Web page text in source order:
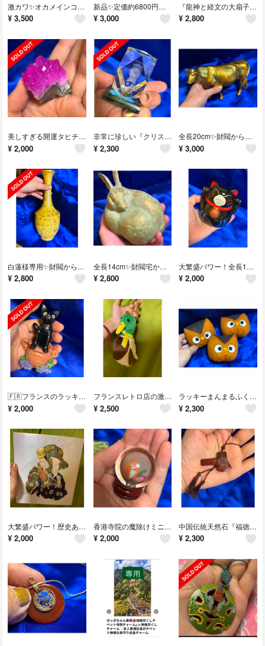
激カワ✨オカメインコの里のバッグ✨名古屋社長夫人からの頂き物✨秋冬激カワバッグ
¥ 3,500
新品✨定価約6800円ブランドROOTYショルダーバッグ🌼友人の名古屋社長私物🌹 ROOTYのピンクショルダー
¥ 3,000
『龍神と経文の大扇子』！横幅約60cm🐉財を呼ぶ！『龍神の財の神様扇子！』友人の香港社長宅私物
¥ 2,800
美しすぎる開運タヒチのピンク原石✨タヒチ産浄化原石✨友人の香港社長デスクの美しいタヒチの原石
¥ 2,000
非常に珍しい『クリスタルさるぼぼ守り』名古屋社長より座敷わらしの宿のお守りさるぼぼクリスタル
¥ 2,300
全長20cm✨財閥から頂いた『家を繁栄させる金丑』🌟友人の名古屋社長の頂き物✨財閥から貰った繁栄の金丑
¥ 3,000
白蓮様専用✨財閥から頂いた『金箔がついた金運の壺』飾り🌟友人の名古屋社長の頂き物✨財閥から貰った繁栄の金箔がついた壺飾り
¥ 2,800
全長14cm✨財閥宅から頂いた『青銅色の繁栄のうさぎ様』🌟友人の名古屋社長の頂き物✨財閥宅より『青銅色の繁栄のうさぎ』
¥ 2,800
大繁盛パワー！全長14cm繁盛したお店の頂き物 友人の名古屋社長からの頂き物✨繁栄の招福ネコ様❤️
¥ 2,000
🇫🇷フランスのラッキー猫ちゃん✨友人の友人の香港社長夫人のフランスのレトロ店のラッキーフランス猫オブジェ
¥ 2,000
フランスレトロ店の激カワ大ぶりチャーム🇫🇷全長25cm🇫🇷友人の名古屋社長夫人より。日本のフランスレトロ店の激カワ大ぶりチャーム
¥ 2,500
ラッキーまんまるふくろう3兄弟✨友人の名古屋社長夫妻より🌹座敷わらしの宿のお出迎えの縁起まんまるふくろう兄弟
¥ 2,300
大繁盛パワー！歴史ある大変繁盛したお店の頂き物 友人の名古屋社長からの頂き物✨大繁盛パワーの決め込み図
¥ 2,000
香港寺院の魔除けミニ水晶🔮飾り！香港社長デスクに飾られていた物✨友人の香港社長からの頂き物✨魔除け香港寺院の水晶
¥ 2,000
中国伝統天然石『福徳ネックレス守り』友人のモデル上海社長お嬢様私物🧡やんちゃんの天然石福徳ネックレス守り
¥ 2,300